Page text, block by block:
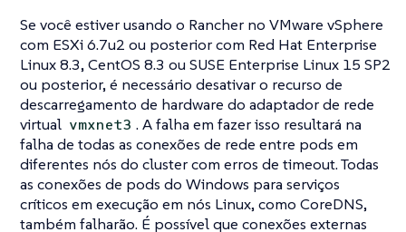
Se você estiver usando o Rancher no VMware vSphere
com ESXi 6.7u2 ou posterior com Red Hat Enterprise
Linux 8.3, CentOS 8.3 ou SUSE Enterprise Linux 15 SP2
ou posterior, é necessário desativar o recurso de
descarregamento de hardware do adaptador de rede
virtual vmxnet3 . A falha em fazer isso resultará na
falha de todas as conexões de rede entre pods em
diferentes nós do cluster com erros de timeout. Todas
as conexões de pods do Windows para serviços
críticos em execução em nós Linux, como CoreDNS,
também falharão. É possível que conexões externas